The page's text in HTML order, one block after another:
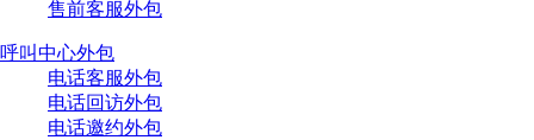
售前客服外包
呼叫中心外包
电话客服外包
电话回访外包
电话邀约外包